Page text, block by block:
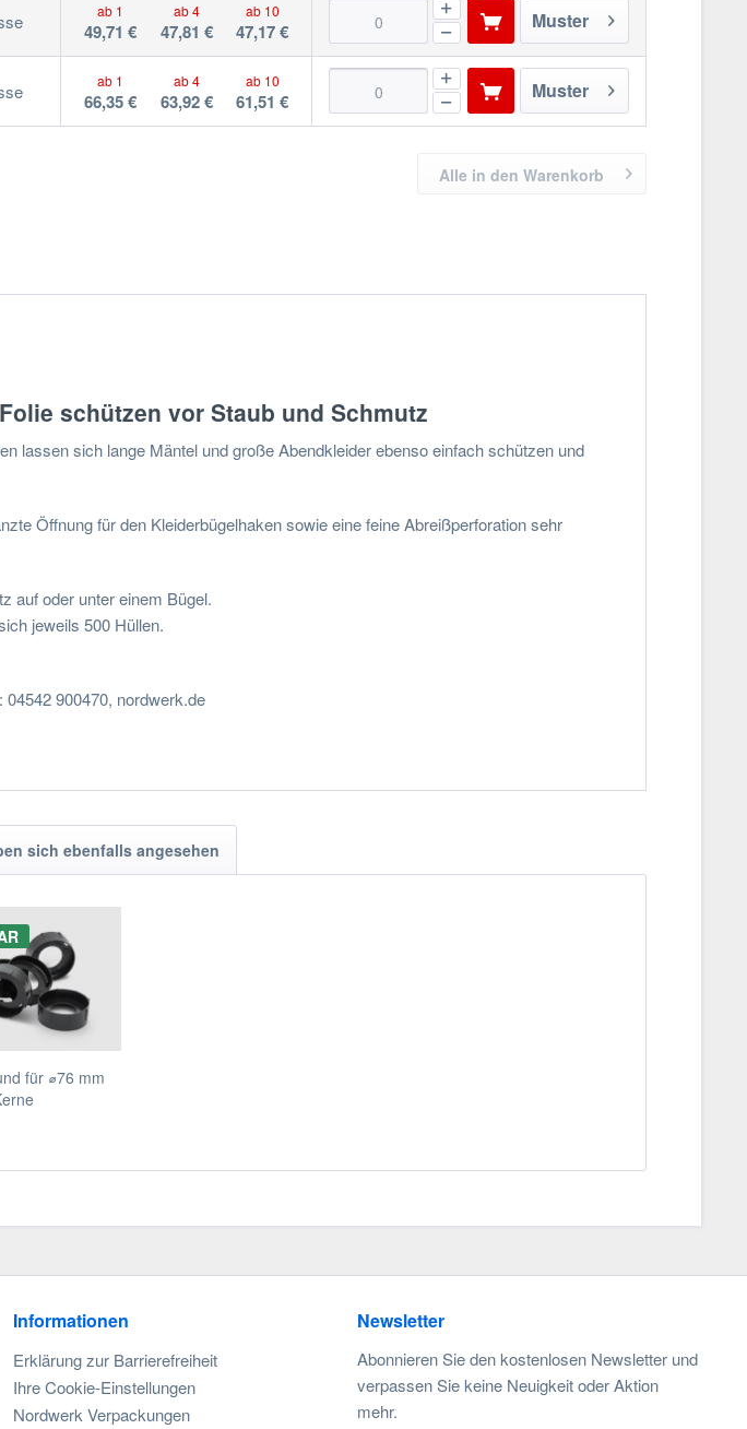
ab 1
49,71 €
ab 4
47,81 €
ab 10
47,17 € Muster
ab 1
66,35 €
ab 4
63,92 €
ab 10
61,51 € Muster
Alle in den Warenkorb
schützen vor Staub und Schmutz
lassen sich lange Mäntel und große Abendkleider ebenso einfach schützen und
Öffnung für den Kleiderbügelhaken sowie eine feine Abreißperforation sehr
auf oder unter einem Bügel.
jeweils 500 Hüllen.
900470, nordwerk.de
sich ebenfalls angesehen
für ⌀76 mm
Informationen
Erklärung zur Barrierefreiheit
Ihre Cookie-Einstellungen
Nordwerk Verpackungen
Newsletter
Abonnieren Sie den kostenlosen Newsletter und
verpassen Sie keine Neuigkeit oder Aktion
mehr.